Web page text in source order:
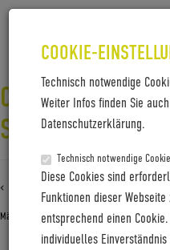
COOKIE-
Technisch notwendige
Weiter Infos finden Sie
Datenschutzerklärung.
Technisch notwendige
Diese Cookies sind
Funktionen dieser
entsprechend einen
individuelles
SEIDEL_PAUPAU-
‹ Zurück zu
März 31, 2025Gabi Jung — No Comments